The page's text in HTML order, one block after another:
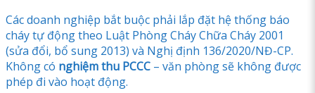
Các doanh nghiệp bắt buộc phải lắp đặt hệ thống báo
cháy tự động theo Luật Phòng Cháy Chữa Cháy 2001
(sửa đổi, bổ sung 2013) và Nghị định 136/2020/NĐ-CP.
Không có nghiệm thu PCCC – văn phòng sẽ không được
phép đi vào hoạt động.